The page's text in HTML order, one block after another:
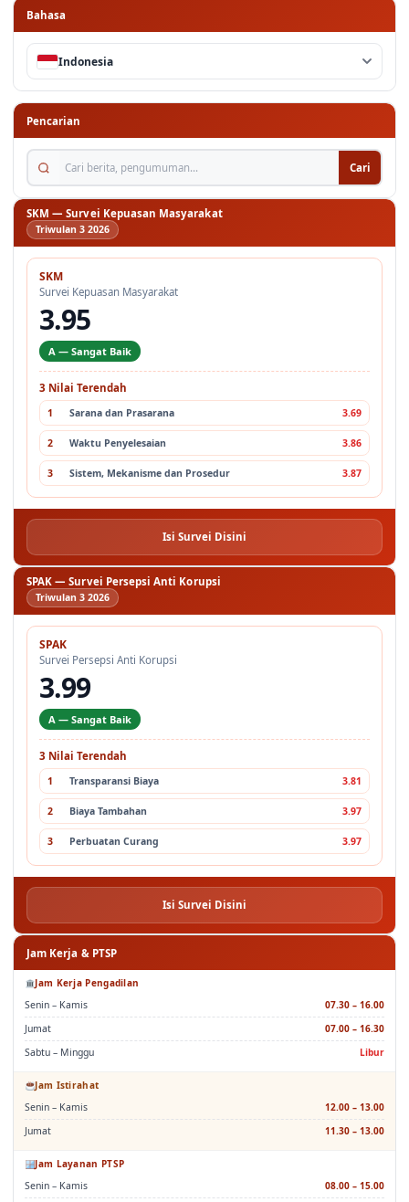
Bahasa
Indonesia
Pencarian
Cari berita, pengumuman...
Cari
SKM — Survei Kepuasan Masyarakat
Triwulan 3 2026
SKM
Survei Kepuasan Masyarakat
3.95
A — Sangat Baik
3 Nilai Terendah
1 Sarana dan Prasarana 3.69
2 Waktu Penyelesaian 3.86
3 Sistem, Mekanisme dan Prosedur 3.87
Isi Survei Disini
SPAK — Survei Persepsi Anti Korupsi
Triwulan 3 2026
SPAK
Survei Persepsi Anti Korupsi
3.99
A — Sangat Baik
3 Nilai Terendah
1 Transparansi Biaya 3.81
2 Biaya Tambahan 3.97
3 Perbuatan Curang 3.97
Isi Survei Disini
Jam Kerja & PTSP
Jam Kerja Pengadilan
Senin – Kamis
07.30 – 16.00
Jumat
07.00 – 16.30
Sabtu – Minggu
Libur
Jam Istirahat
Senin – Kamis
12.00 – 13.00
Jumat
11.30 – 13.00
Jam Layanan PTSP
Senin – Kamis
08.00 – 15.00